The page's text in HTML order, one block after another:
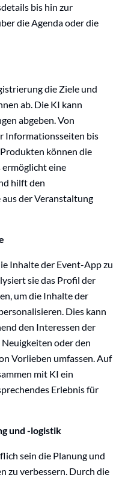
bis hin zur
die Agenda oder die
die Ziele und
ab. Die KI kann
abgeben. Von
Informationsseiten bis
können die
ermöglicht eine
hilft den
aus der Veranstaltung
Inhalte der Event-App zu
sie das Profil der
um die Inhalte der
Dies kann
den Interessen der
oder den
Vorlieben umfassen. Auf
mit KI ein
Erlebnis für
und -logistik
sein die Planung und
zu verbessern. Durch die